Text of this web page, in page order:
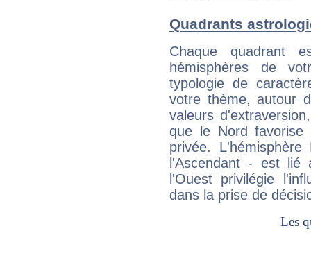
Quadrants
Chaque quadrant
hémisphères de
typologie de
votre thème, autour
valeurs
que le Nord favorise
privée.
l'Ascendant - est
l'Ouest privilégie
dans la prise de